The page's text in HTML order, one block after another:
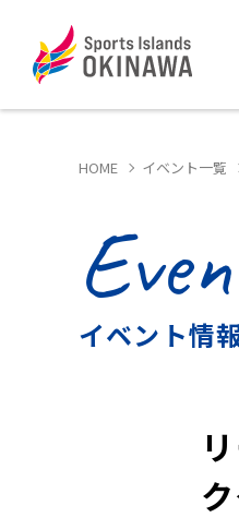
ALL
全ての
HOME イベント一覧
イベント情